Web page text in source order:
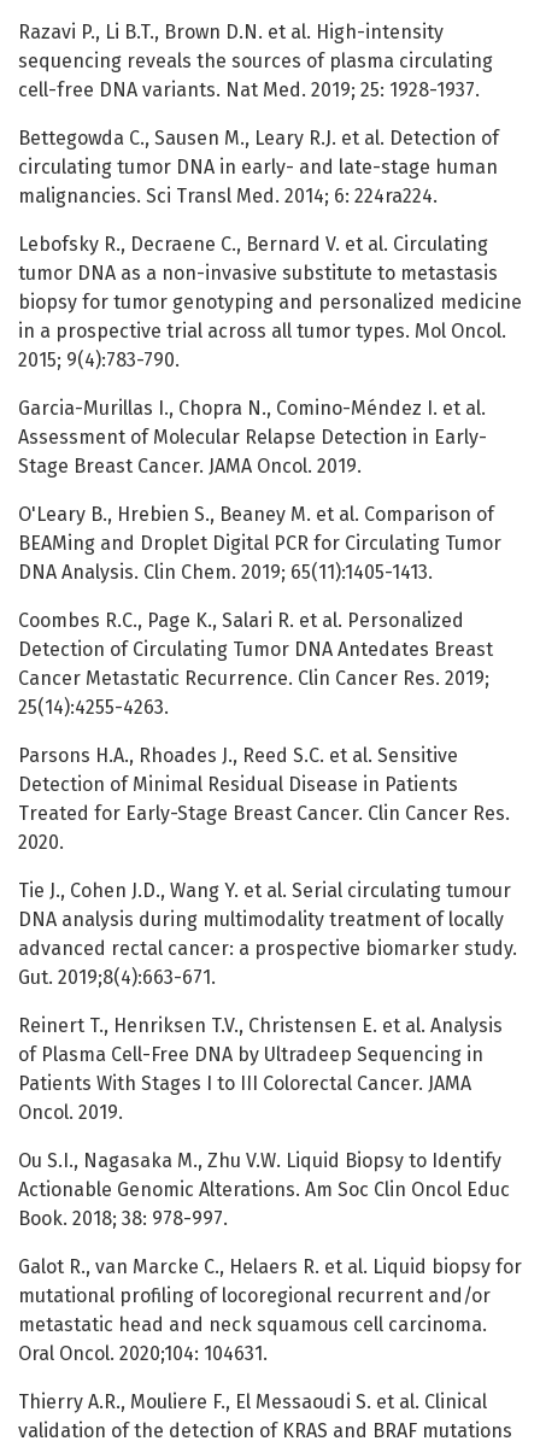
Razavi P., Li B.T., Brown D.N. et al. High-intensity
sequencing reveals the sources of plasma circulating
cell-free DNA variants. Nat Med. 2019; 25: 1928-1937.
Bettegowda C., Sausen M., Leary R.J. et al. Detection of
circulating tumor DNA in early- and late-stage human
malignancies. Sci Transl Med. 2014; 6: 224ra224.
Lebofsky R., Decraene C., Bernard V. et al. Circulating
tumor DNA as a non-invasive substitute to metastasis
biopsy for tumor genotyping and personalized medicine
in a prospective trial across all tumor types. Mol Oncol.
2015; 9(4):783-790.
Garcia-Murillas I., Chopra N., Comino-Méndez I. et al.
Assessment of Molecular Relapse Detection in Early-
Stage Breast Cancer. JAMA Oncol. 2019.
O'Leary B., Hrebien S., Beaney M. et al. Comparison of
BEAMing and Droplet Digital PCR for Circulating Tumor
DNA Analysis. Clin Chem. 2019; 65(11):1405-1413.
Coombes R.C., Page K., Salari R. et al. Personalized
Detection of Circulating Tumor DNA Antedates Breast
Cancer Metastatic Recurrence. Clin Cancer Res. 2019;
25(14):4255-4263.
Parsons H.A., Rhoades J., Reed S.C. et al. Sensitive
Detection of Minimal Residual Disease in Patients
Treated for Early-Stage Breast Cancer. Clin Cancer Res.
2020.
Tie J., Cohen J.D., Wang Y. et al. Serial circulating tumour
DNA analysis during multimodality treatment of locally
advanced rectal cancer: a prospective biomarker study.
Gut. 2019;8(4):663-671.
Reinert T., Henriksen T.V., Christensen E. et al. Analysis
of Plasma Cell-Free DNA by Ultradeep Sequencing in
Patients With Stages I to III Colorectal Cancer. JAMA
Oncol. 2019.
Ou S.I., Nagasaka M., Zhu V.W. Liquid Biopsy to Identify
Actionable Genomic Alterations. Am Soc Clin Oncol Educ
Book. 2018; 38: 978-997.
Galot R., van Marcke C., Helaers R. et al. Liquid biopsy for
mutational profiling of locoregional recurrent and/or
metastatic head and neck squamous cell carcinoma.
Oral Oncol. 2020;104: 104631.
Thierry A.R., Mouliere F., El Messaoudi S. et al. Clinical
validation of the detection of KRAS and BRAF mutations